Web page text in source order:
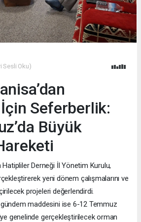
Sesli Oku)
Seferberlik:
Büyük
Derneği İl Yönetim Kurulu,
yeni dönem çalışmalarını ve
projeleri değerlendirdi.
gündem maddesini ise 6-12 Temmuz
genelinde gerçekleştirilecek orman